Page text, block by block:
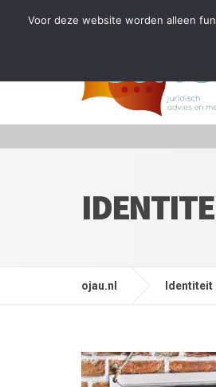
Tijdelijke stop: wegens
ojau.nl
Voor deze website worden alleen